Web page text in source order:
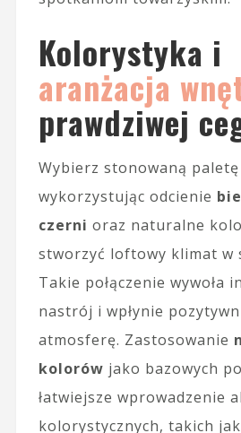
Kolorystyka i
aranżacja
prawdziwej
Wybierz stonowaną
wykorzystując odcienie
czerni oraz naturalne
stworzyć loftowy klimat w
Takie połączenie wywoła
nastrój i wpłynie
atmosferę. Zastosowanie
kolorów jako bazowych
łatwiejsze wprowadzenie
kolorystycznych, takich